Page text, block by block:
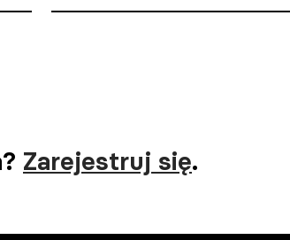
Zarejestruj się.